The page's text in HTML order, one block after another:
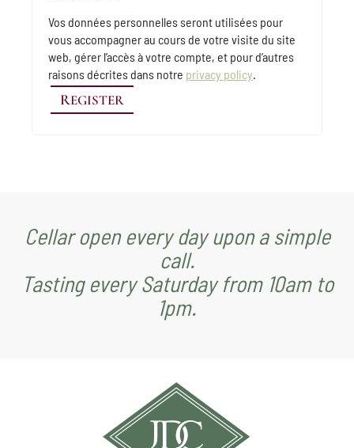
Vos données personnelles seront utilisées pour
vous accompagner au cours de votre visite du site
web, gérer l’accès à votre compte, et pour d’autres
raisons décrites dans notre privacy policy
REGISTER
Cellar open every day upon a simple
call.
Tasting every Saturday from 10am to
1pm.